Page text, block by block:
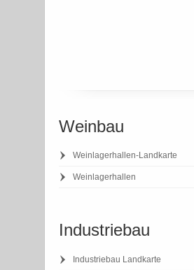
Weinbau
Weinlagerhallen-Landkarte
Weinlagerhallen
Industriebau
Industriebau Landkarte